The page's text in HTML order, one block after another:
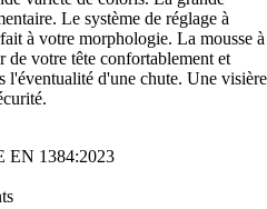
Le système de réglage à
à votre morphologie. La mousse à
de votre tête confortablement et
l'éventualité d'une chute. Une visière
EN 1384:2023